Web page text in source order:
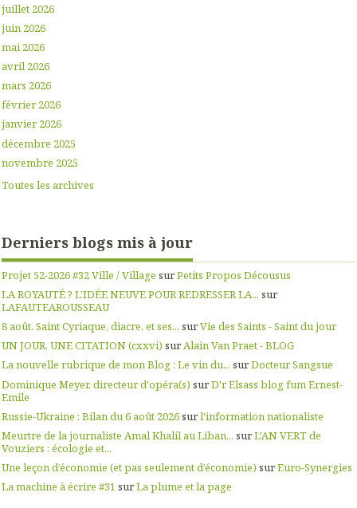
juillet 2026
juin 2026
mai 2026
avril 2026
mars 2026
février 2026
janvier 2026
décembre 2025
novembre 2025
Toutes les archives
Derniers blogs mis à jour
Projet 52-2026 #32 Ville / Village surPetits Propos Décousus
LA ROYAUTÉ ? L'IDÉE NEUVE POUR REDRESSER LA... sur
LAFAUTEAROUSSEAU
8 août. Saint Cyriaque, diacre, et ses... surVie des Saints - Saint du jour
UN JOUR, UNE CITATION (cxxvi) surAlain Van Praet - BLOG
La nouvelle rubrique de mon Blog : Le vin du... surDocteur Sangsue
Dominique Meyer, directeur d'opéra(s) surD'r Elsass blog fum Ernest-
Emile
Russie-Ukraine : Bilan du 6 août 2026surl'information nationaliste
Meurtre de la journaliste Amal Khalil au Liban... surL'AN VERT de
Vouziers : écologie et...
Une leçon d’économie (et pas seulement d’économie) surEuro-Synergies
La machine à écrire #31 surLa plume et la page